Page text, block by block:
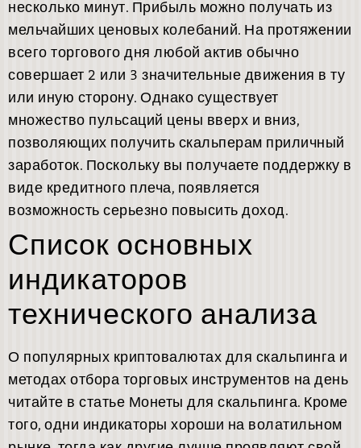
несколько минут. Прибыль можно получать из
мельчайших ценовых колебаний. На протяжении
всего торгового дня любой актив обычно
совершает 2 или 3 значительные движения в ту
или иную сторону. Однако существует
множество пульсаций цены вверх и вниз,
позволяющих получить скальперам приличный
заработок. Поскольку вы получаете поддержку в
виде кредитного плеча, появляется
возможность серьезно повысить доход.
Список основных
индикаторов
технического анализа
О популярных криптовалютах для скальпинга и
методах отбора торговых инструментов на день
читайте в статье Монеты для скальпинга. Кроме
того, одни индикаторы хороши на волатильном